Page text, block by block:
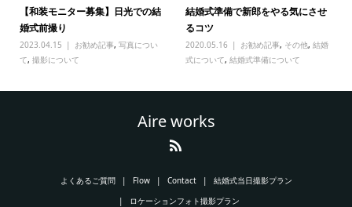
【和装モニター募集】日光での結
婚式前撮り
2023.04.15 お勧め記事, 写真につい
て, 撮影について
結婚式準備で新郎をやる気にさせ
るコツ
2020.05.16 お勧め記事, その他,結婚
式について,結婚式準備について
Aire works
よくあるご質問 Flow Contact
結婚式当日撮影プラン
ロケーションフォト撮影プラン